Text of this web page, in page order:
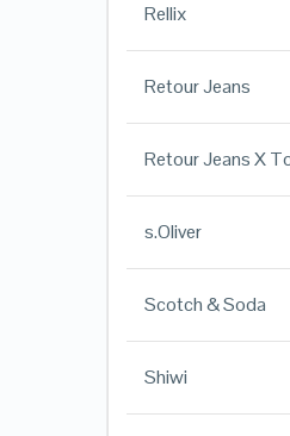
Rellix
Retour Jeans
Retour Jeans X
s.Oliver
Scotch & Soda
Shiwi